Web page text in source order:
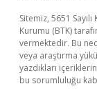
Sitemiz, 5651
Kurumu (BTK)
vermektedir. Bu
veya araştırma
yazdıkları
bu sorumluluğu